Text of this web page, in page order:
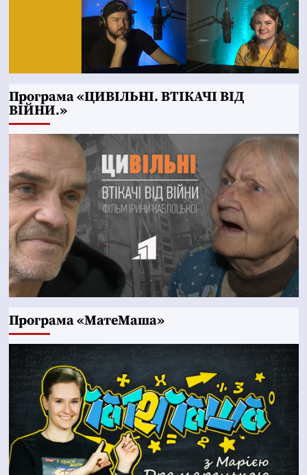
Програма «ЦИВІЛЬНІ. ВТІКАЧІ ВІД
ВІЙНИ.»
Програма «МатеМаша»